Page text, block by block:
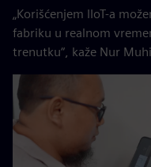
„Korišćenjem IIoT-a
fabriku u realnom
trenutku“, kaže Nur